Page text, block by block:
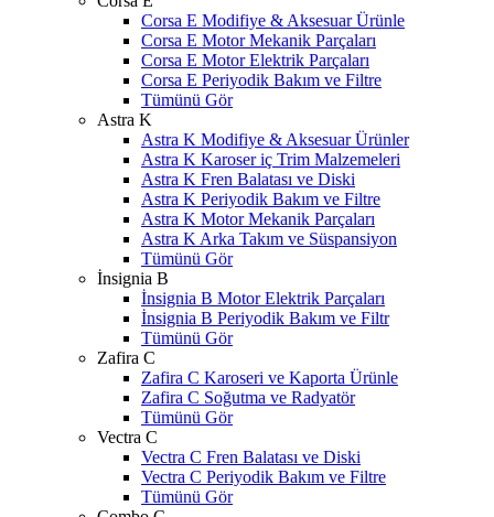
Corsa E Modifiye & Aksesuar Ürünle
Corsa E Motor Mekanik Parçaları
Corsa E Motor Elektrik Parçaları
Corsa E Periyodik Bakım ve Filtre
Tümünü Gör
Astra K
Astra K Modifiye & Aksesuar Ürünler
Astra K Karoser iç Trim Malzemeleri
Astra K Fren Balatası ve Diski
Astra K Periyodik Bakım ve Filtre
Astra K Motor Mekanik Parçaları
Astra K Arka Takım ve Süspansiyon
Tümünü Gör
İnsignia B
İnsignia B Motor Elektrik Parçaları
İnsignia B Periyodik Bakım ve Filtr
Tümünü Gör
Zafira C
Zafira C Karoseri ve Kaporta Ürünle
Zafira C Soğutma ve Radyatör
Tümünü Gör
Vectra C
Vectra C Fren Balatası ve Diski
Vectra C Periyodik Bakım ve Filtre
Tümünü Gör